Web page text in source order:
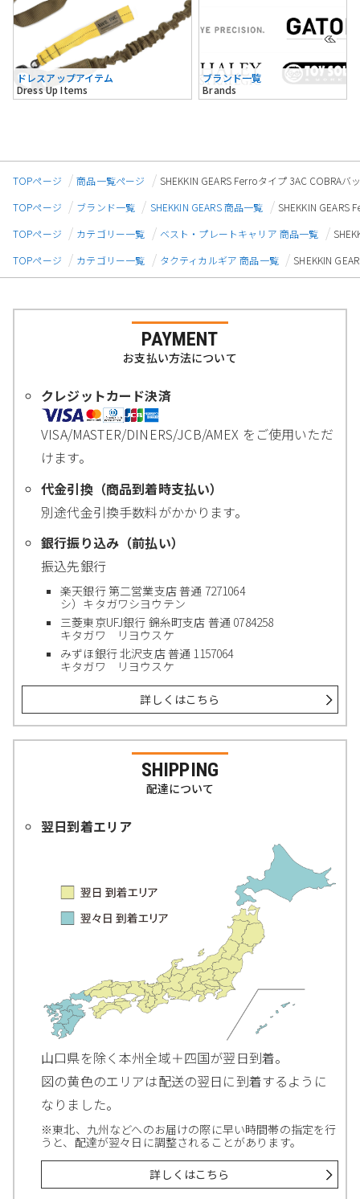
ドレスアップアイテム
Dress Up Items
ブランド一覧
Brands
TOPページ 商品一覧ページ
SHEKKIN GEARS Ferroタイプ 3AC COBRA
TOPページ
ブランド一覧 SHEKKIN GEARS 商品一覧
SHEKKIN GEARS
TOPページ
カテゴリー一覧 ベスト・プレートキャリア 商品一覧
TOPページ
カテゴリー一覧 タクティカルギア 商品一覧 SHEKKIN
PAYMENT
お支払い方法について
クレジットカード決済
VISA/MASTER/DINERS/JCB/AMEX をご使用いただ
けます。
代金引換（商品到着時支払い）
別途代金引換手数料がかかります。
銀行振り込み（前払い）
振込先銀行
楽天銀行 第二営業支店 普通 7271064
シ）キタガワシヨウテン
三菱東京UFJ銀行 錦糸町支店 普通 0784258
キタガワ リヨウスケ
みずほ銀行 北沢支店 普通 1157064
キタガワ リヨウスケ
詳しくはこちら
SHIPPING
配達について
翌日到着エリア
山口県を除く本州全域＋四国が翌日到着。
図の黄色のエリアは配送の翌日に到着するように
なりました。
※東北、九州などへのお届けの際に早い時間帯の指定を行
うと、配達が翌々日に調整されることがあります。
詳しくはこちら